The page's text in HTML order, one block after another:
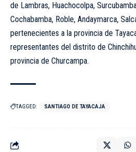
de Lambras, Huachocolpa,
Cochabamba, Roble, Andaymarca,
pertenecientes a la provincia de
representantes del distrito de
provincia de Churcampa.
TAGGED: SANTIAGO DE TAYACAJA